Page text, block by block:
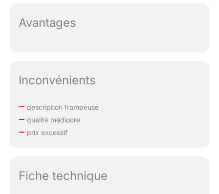
Avantages
Inconvénients
description trompeuse
qualité médiocre
prix excessif
Fiche technique